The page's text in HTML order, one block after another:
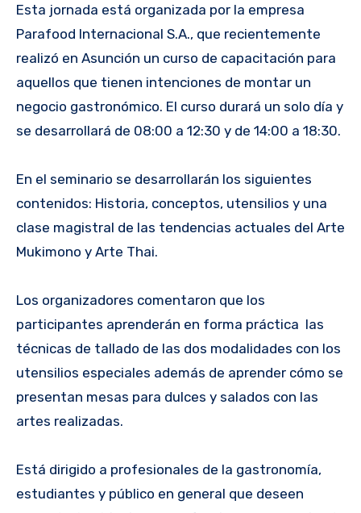
Esta jornada está organizada por la empresa
Parafood Internacional S.A., que recientemente
realizó en Asunción un curso de capacitación para
aquellos que tienen intenciones de montar un
negocio gastronómico. El curso durará un solo día y
se desarrollará de 08:00 a 12:30 y de 14:00 a 18:30.
En el seminario se desarrollarán los siguientes
contenidos: Historia, conceptos, utensilios y una
clase magistral de las tendencias actuales del Arte
Mukimono y Arte Thai.
Los organizadores comentaron que los
participantes aprenderán en forma práctica las
técnicas de tallado de las dos modalidades con los
utensilios especiales además de aprender cómo se
presentan mesas para dulces y salados con las
artes realizadas.
Está dirigido a profesionales de la gastronomía,
estudiantes y público en general que deseen